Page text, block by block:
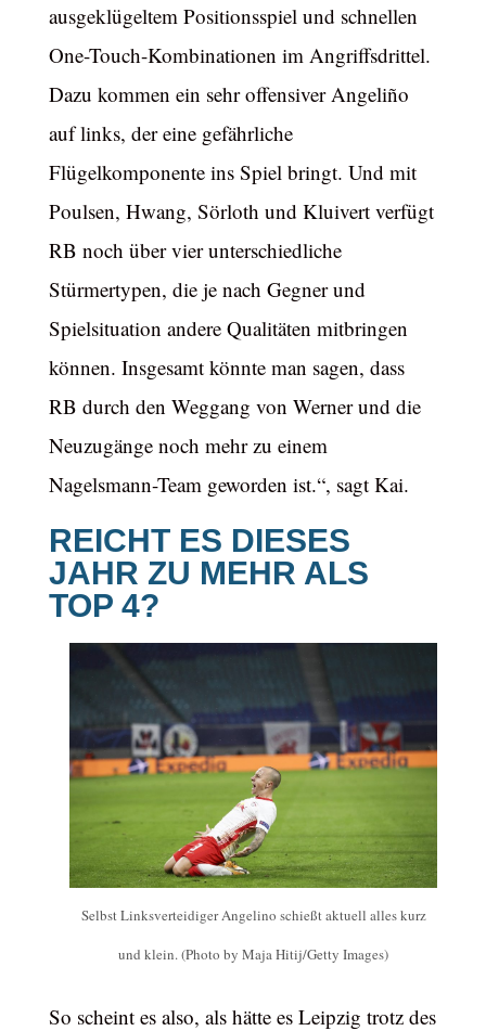
ausgeklügeltem Positionsspiel und schnellen
One-Touch-Kombinationen im Angriffsdrittel.
Dazu kommen ein sehr offensiver Angeliño
auf links, der eine gefährliche
Flügelkomponente ins Spiel bringt. Und mit
Poulsen, Hwang, Sörloth und Kluivert verfügt
RB noch über vier unterschiedliche
Stürmertypen, die je nach Gegner und
Spielsituation andere Qualitäten mitbringen
können. Insgesamt könnte man sagen, dass
RB durch den Weggang von Werner und die
Neuzugänge noch mehr zu einem
Nagelsmann-Team geworden ist.“, sagt Kai.
REICHT ES DIESES
JAHR ZU MEHR ALS
TOP 4?
Selbst Linksverteidiger Angelino schießt aktuell alles kurz
und klein. (Photo by Maja Hitij/Getty Images)
So scheint es also, als hätte es Leipzig trotz des